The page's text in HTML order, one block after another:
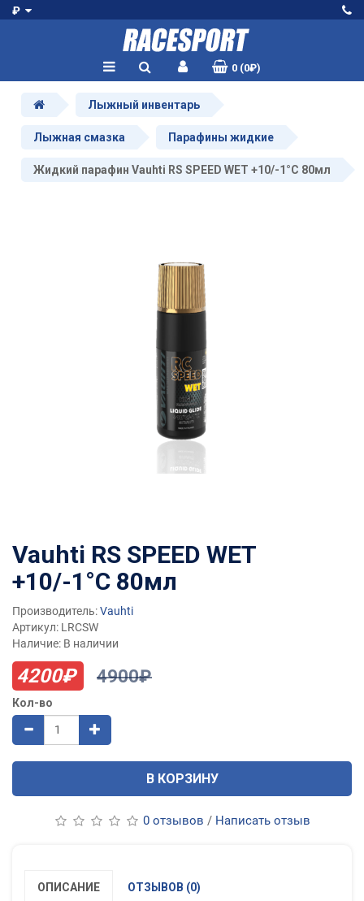
₽
0 (0₽)
Лыжный инвентарь
Лыжная смазка Парафины жидкие
Жидкий парафин Vauhti RS SPEED WET +10/-1°C 80мл
Vauhti RS SPEED WET
+10/-1°C 80мл
Производитель:Vauhti
Артикул: LRCSW
Наличие: В наличии
4200₽ 4900₽
Кол-во
В КОРЗИНУ
0 отзывов / Написать отзыв
ОПИСАНИЕ ОТЗЫВОВ (0)